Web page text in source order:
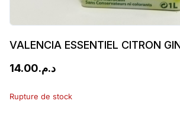
VALENCIA ESSENTIEL CITRON
د.م.14.00
Rupture de stock